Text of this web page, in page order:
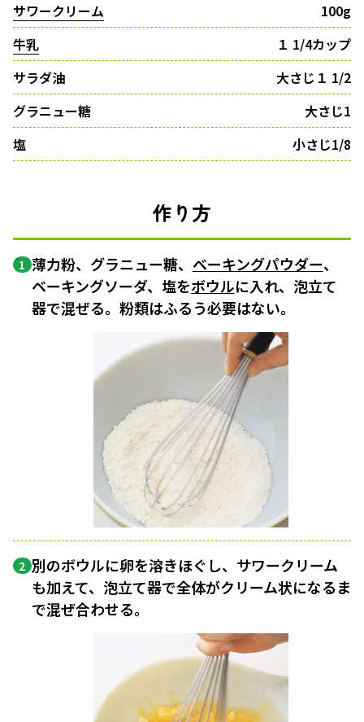
サワークリーム
100g
牛乳
１ 1/4カップ
サラダ油
大さじ１ 1/2
グラニュー糖
大さじ1
塩
小さじ1/8
作り方
1 薄力粉、グラニュー糖、 ベーキングパウダー、
ベーキングソーダ、塩をボウルに入れ、泡立て
器で混ぜる。粉類はふるう必要はない。
2 別のボウルに卵を溶きほぐし、サワークリーム
も加えて、泡立て器で全体がクリーム状になるま
で混ぜ合わせる。